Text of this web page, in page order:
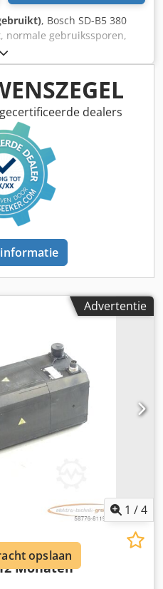
, Bosch SD-B5 380
normale gebruikssporen,
conform foto's, LET OP:
en verzendkosten! LET
en transport dienen apart
Asi D E Uqepijha
dealers
Advertentie
1 /4
SN
Monaten
opslaan